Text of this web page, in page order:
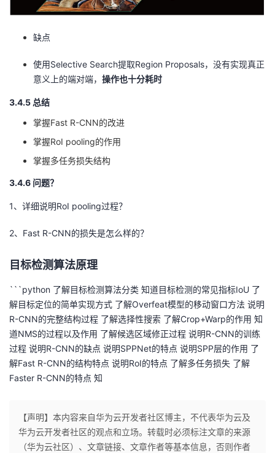
缺点
使用Selective Search提取Region Proposals，没有实现真正
意义上的端对端， 操作也十分耗时
3.4.5 总结
掌握Fast R-CNN的改进
掌握RoI pooling的作用
掌握多任务损失结构
3.4.6 问题？
1、详细说明RoI pooling过程？
2、Fast R-CNN的损失是怎么样的？
目标检测算法原理
```python 了解目标检测算法分类 知道目标检测的常见指标IoU 了
解目标定位的简单实现方式 了解Overfeat模型的移动窗口方法 说明
R-CNN的完整结构过程 了解选择性搜索 了解Crop+Warp的作用 知
道NMS的过程以及作用 了解候选区域修正过程 说明R-CNN的训练
过程 说明R-CNN的缺点 说明SPPNet的特点 说明SPP层的作用 了
解Fast R-CNN的结构特点 说明RoI的特点 了解多任务损失 了解
Faster R-CNN的特点 知
【声明】本内容来自华为云开发者社区博主，不代表华为云及
华为云开发者社区的观点和立场。转载时必须标注文章的来源
（华为云社区）、文章链接、文章作者等基本信息，否则作者